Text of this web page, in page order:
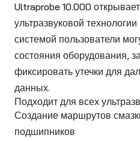
Ultraprobe 10.000
ультразвуковой
системой пользователи
состояния оборудования,
фиксировать утечки для
данных.
Подходит для всех
Создание маршрутов
подшипников